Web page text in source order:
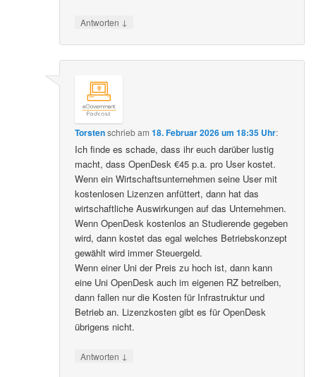
Antworten ↓
Torstenschriebam18. Februar 2026 um 18:35 Uhr:
Ich finde es schade, dass ihr euch darüber lustig
macht, dass OpenDesk €45 p.a. pro User kostet.
Wenn ein Wirtschaftsunternehmen seine User mit
kostenlosen Lizenzen anfüttert, dann hat das
wirtschaftliche Auswirkungen auf das Unternehmen.
Wenn OpenDesk kostenlos an Studierende gegeben
wird, dann kostet das egal welches Betriebskonzept
gewählt wird immer Steuergeld.
Wenn einer Uni der Preis zu hoch ist, dann kann
eine Uni OpenDesk auch im eigenen RZ betreiben,
dann fallen nur die Kosten für Infrastruktur und
Betrieb an. Lizenzkosten gibt es für OpenDesk
übrigens nicht.
Antworten ↓